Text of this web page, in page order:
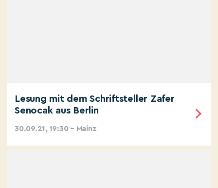
Lesung mit dem Schriftsteller Zafer
Senocak aus Berlin
30.09.21, 19:30 – Mainz